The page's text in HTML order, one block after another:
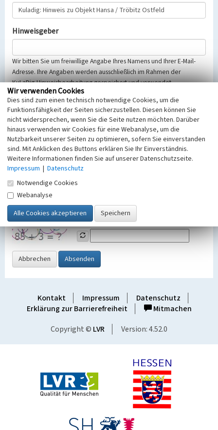
Hinweisgeber
Wir bitten Sie um freiwillige Angabe Ihres Namens und Ihrer E-Mail-
Adresse. Ihre Angaben werden ausschließlich im Rahmen der
KuLaDig-Hinweisbearbeitung gespeichert und verwendet.
Selbstverständlich werden diese entsprechend der Vorschriften des
Telemediengesetzes, des Datenschutzgesetzes NRW und der seit
dem 25.05.2018 gültigen Europäischen Datenschutzgrundverordnung
(EU-DSGVO) vertraulich behandelt, beachten Sie bitte unsere
Hinweise zumDatenschutz
Nachricht
SicherheitsabfrageTragen Sie unten das Rechenergebnis aus der
Grafik ein
Abbrechen Absenden
Kontakt Impressum
Datenschutz
Erklärung zur Barrierefreiheit
Mitmachen
Copyright © LVR Version: 4.52.0
Wir verwenden Cookies
Dies sind zum einen technisch notwendige Cookies, um die
Funktionsfähigkeit der Seiten sicherzustellen. Diesen können Sie
nicht widersprechen, wenn Sie die Seite nutzen möchten. Darüber
hinaus verwenden wir Cookies für eine Webanalyse, um die
Nutzbarkeit unserer Seiten zu optimieren, sofern Sie einverstanden
sind. Mit Anklicken des Buttons erklären Sie Ihr Einverständnis.
Weitere Informationen finden Sie auf unserer Datenschutzseite.
Impressum | Datenschutz
Notwendige Cookies
Webanalyse